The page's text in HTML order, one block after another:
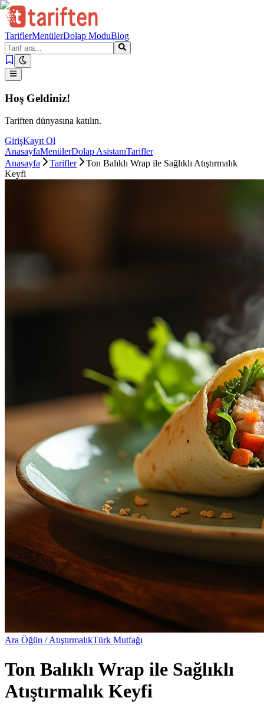
TariflerMenülerDolap ModuBlog
Hoş Geldiniz!
Tariften dünyasına katılın.
GirişKayıt Ol
AnasayfaMenülerDolap AsistanıTarifler
Anasayfa
Tarifler
Ton Balıklı Wrap ile Sağlıklı Atıştırmalık
Keyfi
Ara Öğün / AtıştırmalıkTürk Mutfağı
Ton Balıklı Wrap ile Sağlıklı
Atıştırmalık Keyfi